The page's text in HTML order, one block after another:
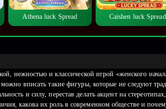
Athena luck Spread Caishen luck Spread
нежностью и классической игрой «женского
вписать такие фигуры, которые не следуют
и силу, перестав делать акцент на
какова их роль в современном обществе и